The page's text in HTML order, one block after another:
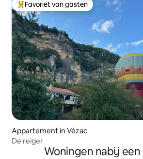
Topfavoriet van gasten
Favoriet van gasten
Appartement in Vézac
De reiger
Woningen nabij